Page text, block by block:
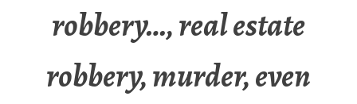
robbery…, real estate
robbery, murder, even